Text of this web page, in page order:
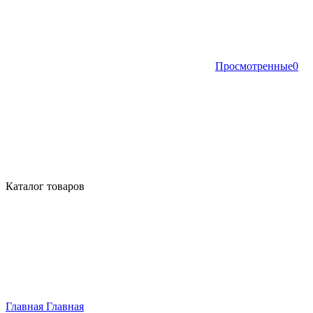
Просмотренные0
Каталог товаров
Главная Главная